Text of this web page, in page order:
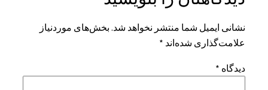
نشانی ایمیل شما منتشر نخواهد شد. بخش‌های موردنیاز
علامت‌گذاری شده‌اند *
دیدگاه *